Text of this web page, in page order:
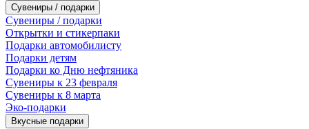
Сувениры / подарки
Сувениры / подарки
Открытки и стикерпаки
Подарки автомобилисту
Подарки детям
Подарки ко Дню нефтяника
Сувениры к 23 февраля
Сувениры к 8 марта
Эко-подарки
Вкусные подарки